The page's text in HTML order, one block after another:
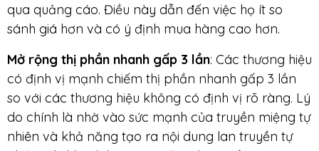
qua quảng cáo. Điều này dẫn đến việc họ ít so
sánh giá hơn và có ý định mua hàng cao hơn.
Mở rộng thị phần nhanh gấp 3 lần: Các thương hiệu
có định vị mạnh chiếm thị phần nhanh gấp 3 lần
so với các thương hiệu không có định vị rõ ràng. Lý
do chính là nhờ vào sức mạnh của truyền miệng tự
nhiên và khả năng tạo ra nội dung lan truyền tự